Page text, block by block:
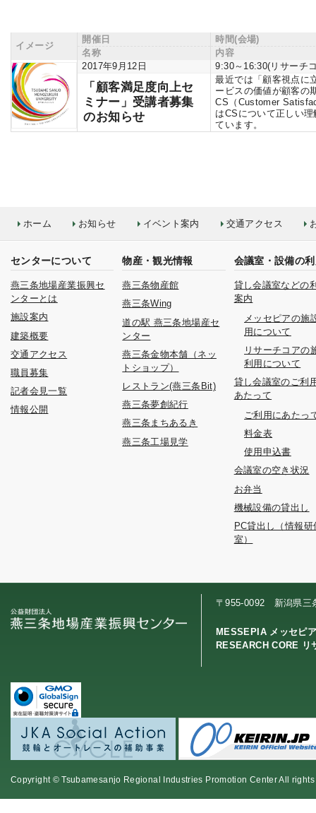
イメージ
開催日
時間(会場)
名称
内容
2017年9月12日
9:30～16:30(リサーチ
「顧客満足度向上セ
ミナー」受講者募集
のお知らせ
最近では「顧客視点に
ービスの価値が顧客の
CS（Customer
はCSについて正しい
ています。
ホーム お知らせ イベント案内 交通アクセス
センターについて
燕三条地場産業振興セ
ンターとは
施設案内
建築概要
交通アクセス
職員募集
記者会見一覧
情報公開
物産・観光情報
燕三条物産館
燕三条Wing
道の駅 燕三条地場産セ
ンター
燕三条金物本舗（ネッ
トショップ）
レストラン(燕三条Bit)
燕三条夢創紀行
燕三条まちあるき
燕三条工場見学
会議室・設備の
貸し会議室などの
案内
メッセピアの施
用について
リサーチコアの
利用について
貸し会議室のご利
あたって
ご利用にあたっ
料金表
使用申込書
会議室の空き状況
お弁当
機械設備の貸出し
PC貸出し（情報研
室）
〒955-0092 新潟県三
MESSEPIA メッセピ
RESEARCH CORE リ
Copyright © Tsubamesanjo Regional Industries Promotion Center All